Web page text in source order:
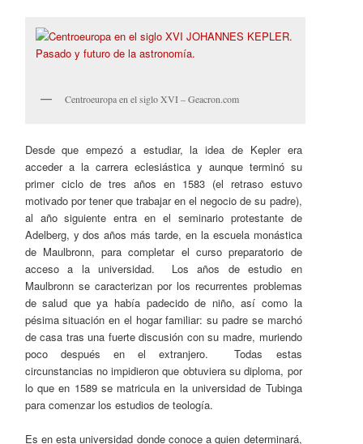
Centroeuropa en el siglo XVI – Geacron.com
Desde que empezó a estudiar, la idea de Kepler era
acceder a la carrera eclesiástica y aunque terminó su
primer ciclo de tres años en 1583 (el retraso estuvo
motivado por tener que trabajar en el negocio de su padre),
al año siguiente entra en el seminario protestante de
Adelberg, y dos años más tarde, en la escuela monástica
de Maulbronn, para completar el curso preparatorio de
acceso a la universidad. Los años de estudio en
Maulbronn se caracterizan por los recurrentes problemas
de salud que ya había padecido de niño, así como la
pésima situación en el hogar familiar: su padre se marchó
de casa tras una fuerte discusión con su madre, muriendo
poco después en el extranjero. Todas estas
circunstancias no impidieron que obtuviera su diploma, por
lo que en 1589 se matricula en la universidad de Tubinga
para comenzar los estudios de teología.
Es en esta universidad donde conoce a quien determinará,